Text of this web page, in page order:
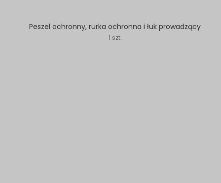
Peszel ochronny, rurka ochronna i łuk prowadzący
1 szt.